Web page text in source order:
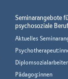
Seminarangebote
psychosoziale
Aktuelles
Pädagog:innen